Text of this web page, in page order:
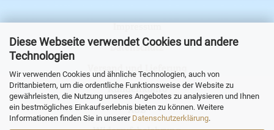
Diese Webseite verwendet Cookies und andere
Technologien
Wir verwenden Cookies und ähnliche Technologien, auch von
Drittanbietern, um die ordentliche Funktionsweise der Website zu
gewährleisten, die Nutzung unseres Angebotes zu analysieren und Ihnen
ein bestmögliches Einkaufserlebnis bieten zu können. Weitere
Informationen finden Sie in unserer Datenschutzerklärung.
Impressum
Datenschutz
Versand und Lieferung
Kundenkonto
AGB